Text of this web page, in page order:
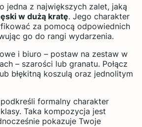
jedna z największych zalet, jaką
w dużą kratę. Jego charakter
za pomocą odpowiednich
go do rangi wydarzenia.
i biuro – postaw na zestaw w
– szarości lub granatu. Połącz
błękitną koszulą oraz jednolitym
podkreśli formalny charakter
Taka kompozycja jest
pokazuje Twoje